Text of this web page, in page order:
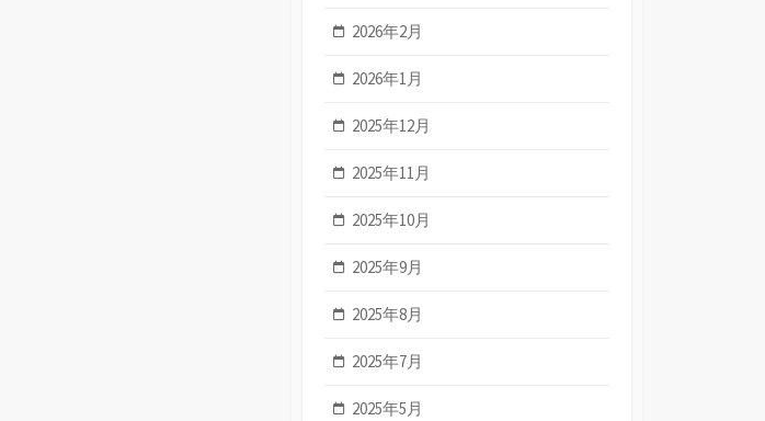
2026年2月
2026年1月
2025年12月
2025年11月
2025年10月
2025年9月
2025年8月
2025年7月
2025年5月